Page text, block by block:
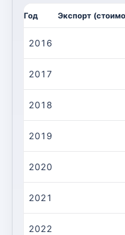
Год Экспорт
2016
2017
2018
2019
2020
2021
2022